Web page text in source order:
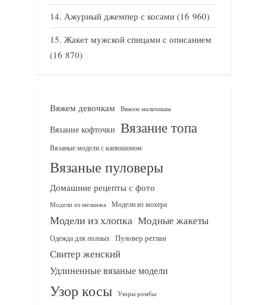
Ажурный джемпер с косами (16 960)
Жакет мужской спицами с описанием
(16 870)
Вяжем девочкам Вяжем мальчикам
Вязание кофточки Вязание топа
Вязаные модели с капюшоном
Вязаные пуловеры
Домашние рецепты с фото
Модели из меланжа Модели из мохера
Модели из хлопка Модные жакеты
Одежда для полных Пуловер реглан
Свитер женский
Удлиненные вязаные модели
Узор косы Узоры ромбы